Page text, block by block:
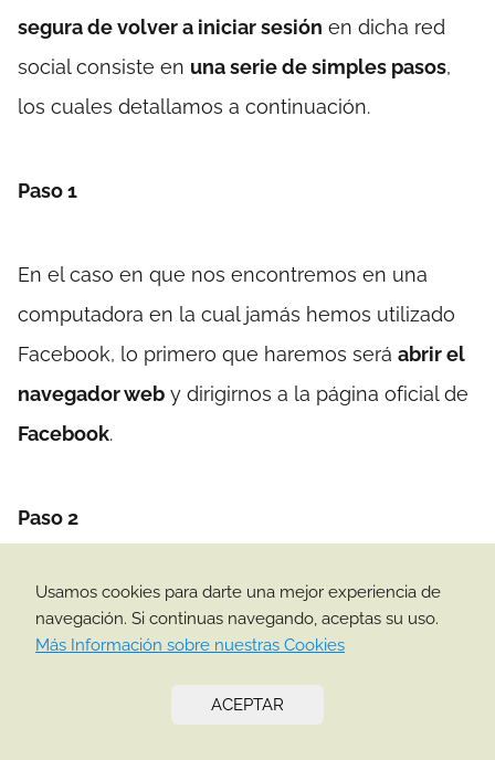
segura de volver a iniciar sesión en dicha red
social consiste en una serie de simples pasos,
los cuales detallamos a continuación.
Paso 1
En el caso en que nos encontremos en una
computadora en la cual jamás hemos utilizado
Facebook, lo primero que haremos será abrir el
navegador web y dirigirnos a la página oficial de
Facebook.
Paso 2
Una vez allí debemos introducir el correo
electrónico con el cual creamos nuestra
de usuario en Facebook y luego la contraseña
, dentro de los cuadros
Usamos cookies para darte una mejor experiencia de
navegación. Si continuas navegando, aceptas su uso.
Más Información sobre nuestras Cookies
ACEPTAR